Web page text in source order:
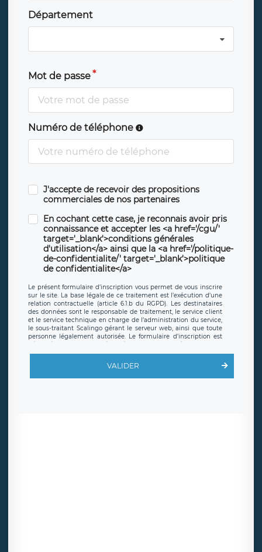
Département
Mot de passe
Numéro de téléphone
J'accepte de recevoir des propositions
commerciales de nos partenaires
En cochant cette case, je reconnais avoir pris
connaissance et accepter les <a href='/cgu/'
target='_blank'>conditions générales
d'utilisation</a> ainsi que la <a href='/politique-
de-confidentialite/' target='_blank'>politique
de confidentialite</a>
Le présent formulaire d’inscription vous permet de vous inscrire
sur le site. La base légale de ce traitement est l’exécution d’une
relation contractuelle (article 6.1.b du RGPD). Les destinataires
des données sont le responsable de traitement, le service client
et le service technique en charge de l’administration du service,
le sous-traitant Scalingo gérant le serveur web, ainsi que toute
personne légalement autorisée. Le formulaire d’inscription est
offrant desclauses de protection conformes au RGPD. Les
en sollicite la suppression, étant entendu que vous pouvez
demander la suppression de vos données et retirer votre
VALIDER